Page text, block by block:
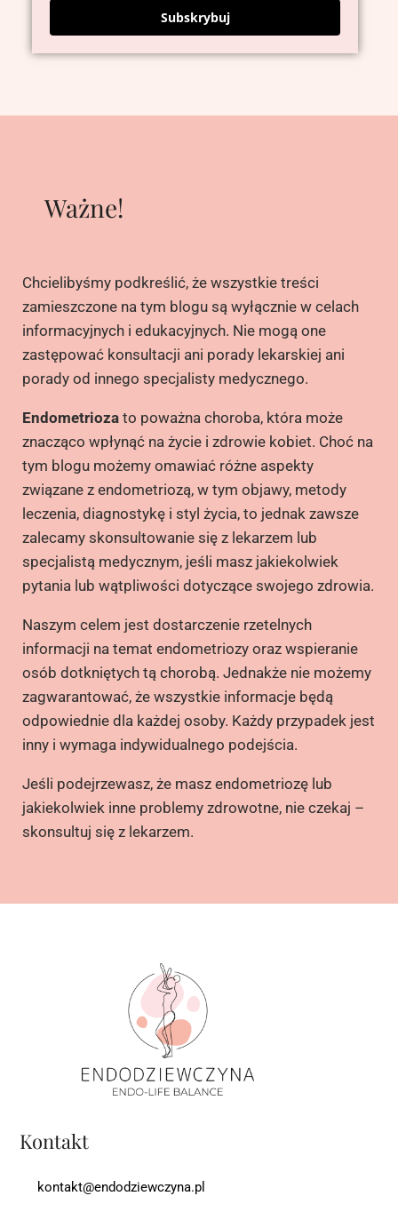
Subskrybuj
Ważne!
Chcielibyśmy podkreślić, że wszystkie treści
zamieszczone na tym blogu są wyłącznie w celach
informacyjnych i edukacyjnych. Nie mogą one
zastępować konsultacji ani porady lekarskiej ani
porady od innego specjalisty medycznego.
Endometrioza to poważna choroba, która może
znacząco wpłynąć na życie i zdrowie kobiet. Choć na
tym blogu możemy omawiać różne aspekty
związane z endometriozą, w tym objawy, metody
leczenia, diagnostykę i styl życia, to jednak zawsze
zalecamy skonsultowanie się z lekarzem lub
specjalistą medycznym, jeśli masz jakiekolwiek
pytania lub wątpliwości dotyczące swojego zdrowia.
Naszym celem jest dostarczenie rzetelnych
informacji na temat endometriozy oraz wspieranie
osób dotkniętych tą chorobą. Jednakże nie możemy
zagwarantować, że wszystkie informacje będą
odpowiednie dla każdej osoby. Każdy przypadek jest
inny i wymaga indywidualnego podejścia.
Jeśli podejrzewasz, że masz endometriozę lub
jakiekolwiek inne problemy zdrowotne, nie czekaj –
skonsultuj się z lekarzem.
Kontakt
kontakt@endodziewczyna.pl